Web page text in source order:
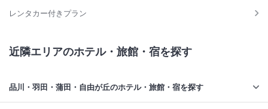
レンタカー付きプラン
近隣エリアのホテル・旅館・宿を探す
品川・羽田・蒲田・自由が丘のホテル・旅館・宿を探す